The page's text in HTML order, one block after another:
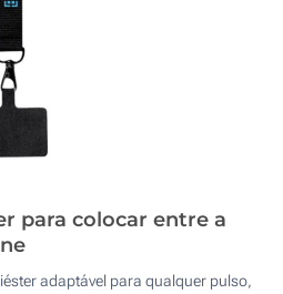
para colocar entre a
adaptável para qualquer pulso,